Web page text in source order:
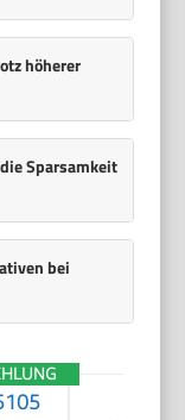
höherer
Sparsamkeit
bei